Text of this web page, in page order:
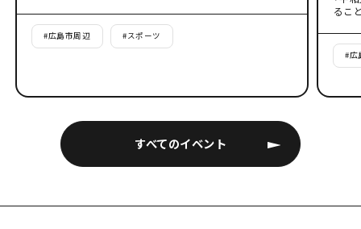
すべてのイベント
#広島市周辺 #スポーツ
るこ
#広